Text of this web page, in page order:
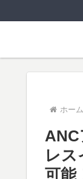
ホーム
レス
可能